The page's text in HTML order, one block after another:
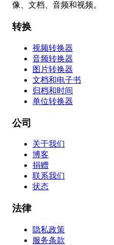
像、文档、音频和视频。
转换
视频转换器
音频转换器
图片转换器
文档和电子书
归档和时间
单位转换器
公司
关于我们
博客
捐赠
联系我们
状态
法律
隐私政策
服务条款